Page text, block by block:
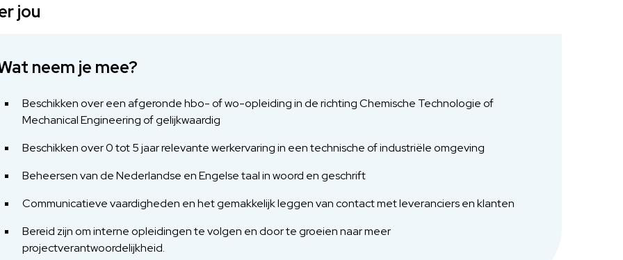
jou
neem je mee?
Beschikken over een afgeronde hbo- of wo-opleiding in de richting Chemische Technologie of
Mechanical Engineering of gelijkwaardig
Beschikken over 0 tot 5 jaar relevante werkervaring in een technische of industriële omgeving
Beheersen van de Nederlandse en Engelse taal in woord en geschrift
Communicatieve vaardigheden en het gemakkelijk leggen van contact met leveranciers en klanten
Bereid zijn om interne opleidingen te volgen en door te groeien naar meer
projectverantwoordelijkheid.